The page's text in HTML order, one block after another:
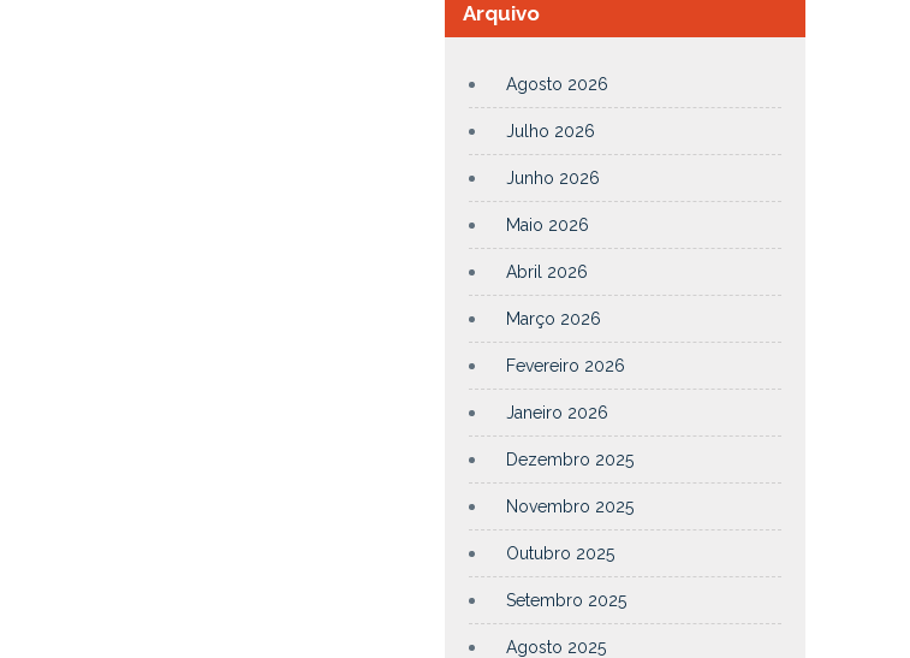
Arquivo
Agosto 2026
Julho 2026
Junho 2026
Maio 2026
Abril 2026
Março 2026
Fevereiro 2026
Janeiro 2026
Dezembro 2025
Novembro 2025
Outubro 2025
Setembro 2025
Agosto 2025